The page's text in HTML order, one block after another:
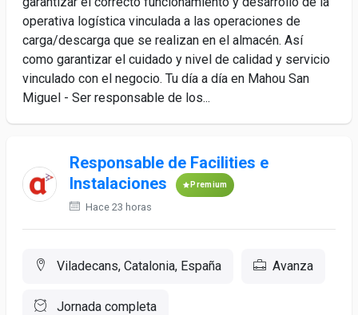
operativa logística vinculada a las operaciones de
carga/descarga que se realizan en el almacén. Así
como garantizar el cuidado y nivel de calidad y servicio
vinculado con el negocio. Tu día a día en Mahou San
Miguel - Ser responsable de los...
Responsable de Facilities e
Instalaciones
Premium
Hace 23 horas
Viladecans, Catalonia, España Avanza
Jornada completa